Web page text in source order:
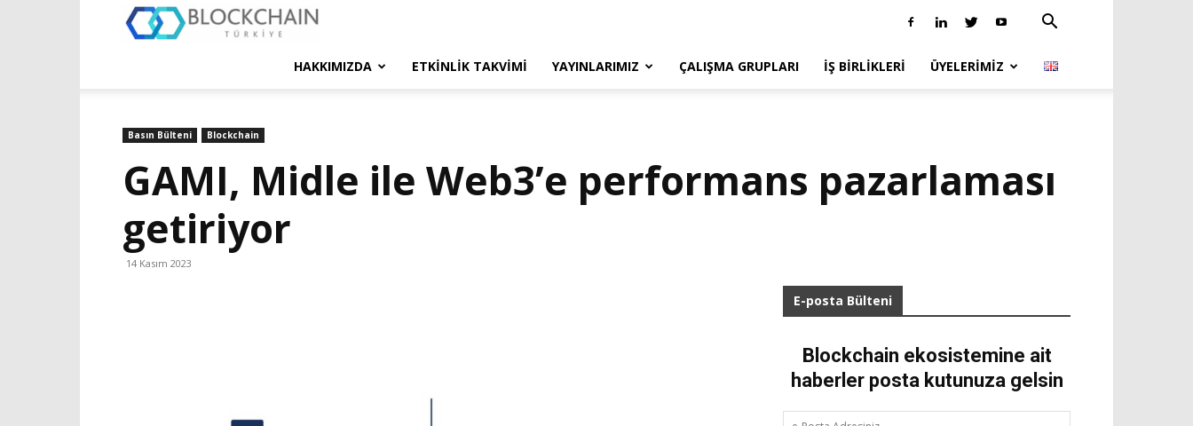
Türkiye
HAKKIMIZDA ETKINLIK TAKVIMI YAYINLARIMIZ ÇALIŞMA GRUPLARI İŞ BIRLIKLERI ÜYELERIMIZ
Basın Bülteni Blockchain
GAMI, Midle ile Web3’e performans pazarlaması
getiriyor
14 Kasım 2023
E-posta Bülteni
Blockchain ekosistemine ait
haberler posta kutunuza gelsin